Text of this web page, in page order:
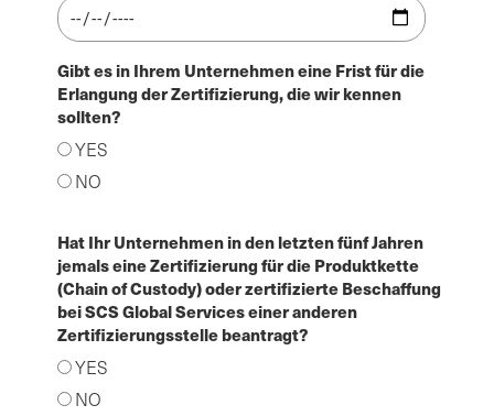
Gibt es in Ihrem Unternehmen eine Frist für die
Erlangung der Zertifizierung, die wir kennen
sollten?
YES
NO
Hat Ihr Unternehmen in den letzten fünf Jahren
jemals eine Zertifizierung für die Produktkette
(Chain of Custody) oder zertifizierte Beschaffung
bei SCS Global Services einer anderen
Zertifizierungsstelle beantragt?
YES
NO